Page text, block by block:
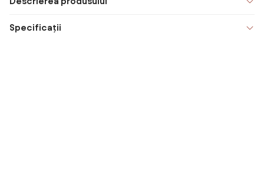
Specificații